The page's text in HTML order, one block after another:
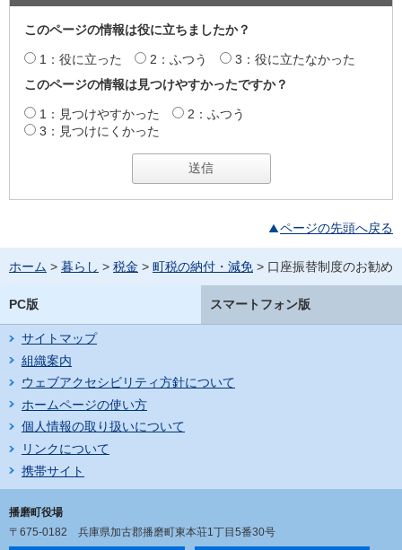
このページの情報は役に立ちましたか？
1：役に立った 2：ふつう
3：役に立たなかった
このページの情報は見つけやすかったですか？
1：見つけやすかった
2：ふつう
3：見つけにくかった
ページの先頭へ戻る
ホーム > 暮らし > 税金 > 町税の納付・減免 > 口座振替制度のお勧め
PC版 スマートフォン版
サイトマップ
組織案内
ウェブアクセシビリティ方針について
ホームページの使い方
個人情報の取り扱いについて
リンクについて
携帯サイト
播磨町役場
〒675-0182 兵庫県加古郡播磨町東本荘1丁目5番30号